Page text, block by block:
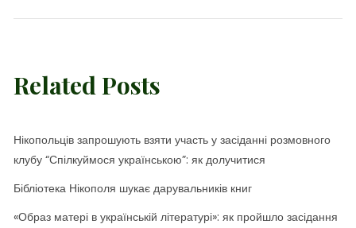
Related Posts
Нікопольців запрошують взяти участь у засіданні розмовного
клубу “Спілкуймося українською”: як долучитися
Бібліотека Нікополя шукає дарувальників книг
«Образ матері в українській літературі»: як пройшло засідання